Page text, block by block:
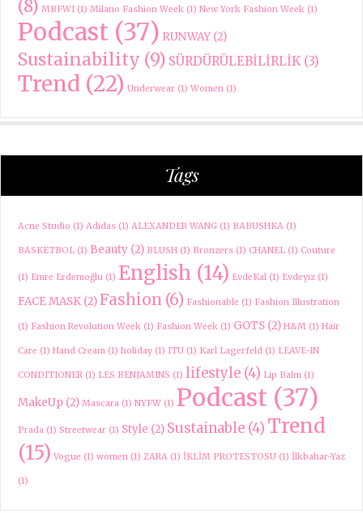
(8) MBFWI (1) Milano Fashion Week (1) New York Fashion Week (1)
Podcast (37) RUNWAY (2)
Sustainability (9) SÜRDÜRÜLEBİLİRLİK (3)
Trend (22) Underwear (1) Women (1)
Tags
Acne Studio (1) Adidas (1) ALEXANDER WANG (1) BABUSHKA (1)
BASKETBOL (1) Beauty (2) BLUSH (1) Bronzers (1) CHANEL (1) Couture
(1) Emre Erdemoğlu (1) English (14) EvdeKal (1) Evdeyiz (1)
FACE MASK (2) Fashion (6) Fashionable (1) Fashion Illustration
(1) Fashion Revolution Week (1) Fashion Week (1) GOTS (2) H&M (1) Hair
Care (1) Hand Cream (1) holiday (1) ITU (1) Karl Lagerfeld (1) LEAVE-IN
CONDITIONER (1) LES BENJAMINS (1) lifestyle (4) Lip Balm (1)
MakeUp (2) Mascara (1) NYFW (1) Podcast (37)
Prada (1) Streetwear (1) Style (2) Sustainable (4) Trend
(15) Vogue (1) women (1) ZARA (1) İKLİM PROTESTOSU (1) İlkbahar-Yaz
(1)